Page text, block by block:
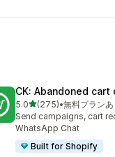
CK: Abandoned cart
5.05つ星中
(275)
合計レビュー数：275件
•無料プランあ
Send campaigns, cart
WhatsApp Chat
Built for Shopify